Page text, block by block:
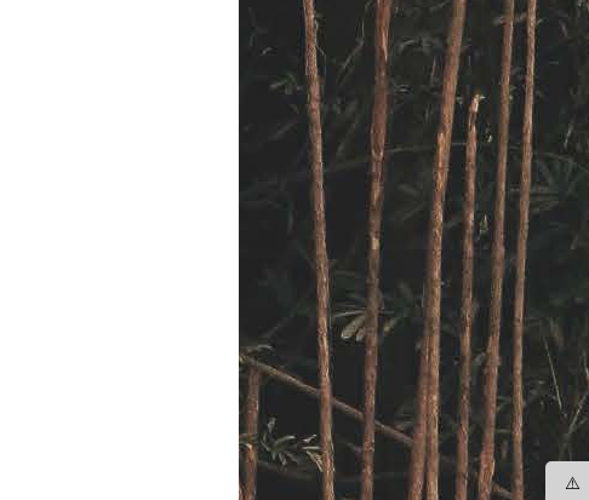
⚠️